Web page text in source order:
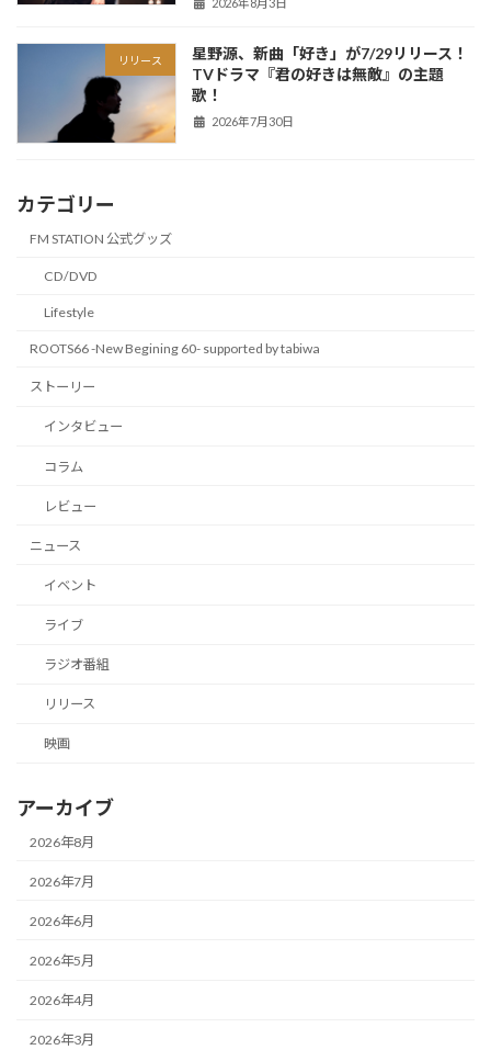
リリース
星野源、新曲「好き」が7/29リリース！
TVドラマ『君の好きは無敵』の主題
歌！
2026年7月30日
カテゴリー
FM STATION 公式グッズ
CD/DVD
Lifestyle
ROOTS66 -New Begining 60- supported by tabiwa
ストーリー
インタビュー
コラム
レビュー
ニュース
イベント
ライブ
ラジオ番組
リリース
映画
アーカイブ
2026年8月
2026年7月
2026年6月
2026年5月
2026年4月
2026年3月